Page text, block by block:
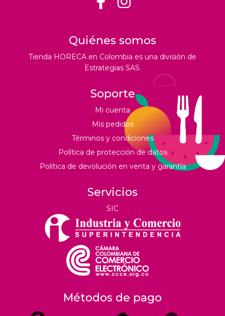
Quiénes somos
Tienda HORECA en Colombia es una división de
Estrategias SAS.
Soporte
Mi cuenta
Mis pedidos
Términos y condiciones
Política de protección de datos
Política de devolución en venta y garantía
Servicios
SIC
Métodos de pago